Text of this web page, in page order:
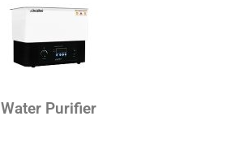
Water Purifier